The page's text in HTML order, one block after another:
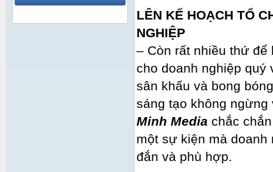
LÊN KẾ HOẠCH TỔ
NGHIỆP
– Còn rất nhiều thứ
cho doanh nghiệp quý
sân khấu và bong
sáng tạo không
Minh Media chắc
một sự kiện mà
đắn và phù hợp.